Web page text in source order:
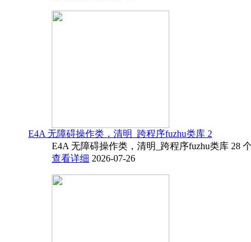
E4A 无障碍操作类，清明_跨程序fuzhu类库 2
E4A 无障碍操作类，清明_跨程序fuzhu类库 28
查看详细 2026-07-26